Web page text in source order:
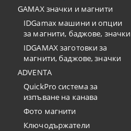
GAMAX значки и магнити
IDGamax машини и опции
за магнити, баджове, значки
IDGAMAX заготовки за
магнити, баджове, значки
ADVENTA
QuickPro система за
изпъване на канава
Фото магнити
Ключодържатели